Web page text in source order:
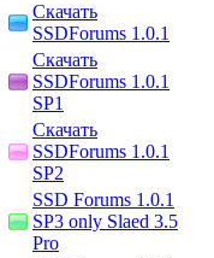
Скачать
SSDForums 1.0.1
Скачать
SSDForums 1.0.1
SP1
Скачать
SSDForums 1.0.1
SP2
SSD Forums 1.0.1
SP3 only Slaed 3.5
Pro